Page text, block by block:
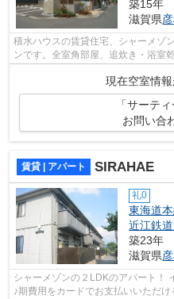
築15年
滋賀県
積水ハウスの賃貸住宅、シャーメゾ
ンです。全室角部屋、追炊き・浴室
現在空室情報
「サーテ
お問い合
賃貸 | アパート SIRAHAE
礼0
東海道
近江鉄
築23年
滋賀県
シャーメゾンの２LDKのアパート！
♪期費用をカードでお支払いいただ